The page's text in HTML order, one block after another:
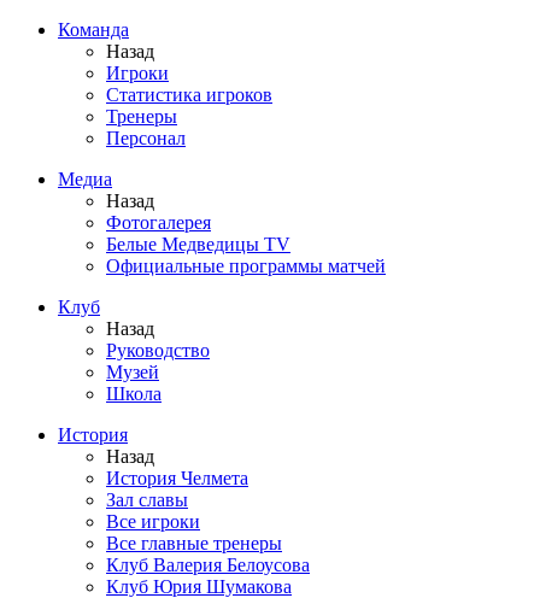
Команда
Назад
Игроки
Статистика игроков
Тренеры
Персонал
Медиа
Назад
Фотогалерея
Белые Медведицы TV
Официальные программы матчей
Клуб
Назад
Руководство
Музей
Школа
История
Назад
История Челмета
Зал славы
Все игроки
Все главные тренеры
Клуб Валерия Белоусова
Клуб Юрия Шумакова